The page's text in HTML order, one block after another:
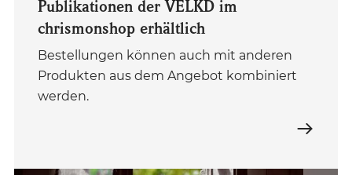
Publikationen der VELKD im
chrismonshop erhältlich
Bestellungen können auch mit anderen
Produkten aus dem Angebot kombiniert
werden.